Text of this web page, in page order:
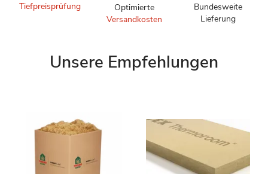
Tiefpreisprüfung
Optimierte
Versandkosten
Bundesweite
Lieferung
Unsere Empfehlungen